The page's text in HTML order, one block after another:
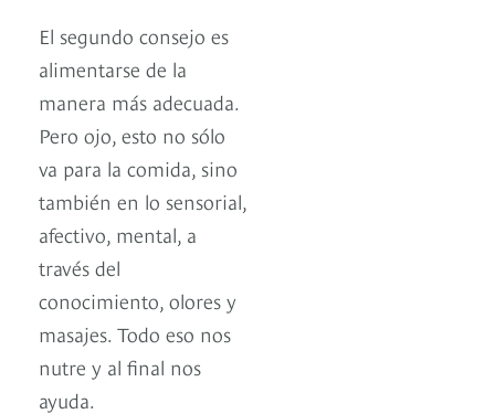
El segundo consejo es
alimentarse de la
manera más adecuada.
Pero ojo, esto no sólo
va para la comida, sino
también en lo sensorial,
afectivo, mental, a
través del
conocimiento, olores y
masajes. Todo eso nos
nutre y al final nos
ayuda.